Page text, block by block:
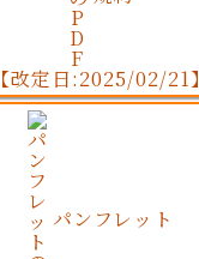
【改定日:2025/02/21】
パンフレット